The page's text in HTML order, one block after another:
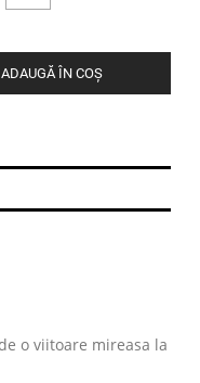
ADAUGĂ ÎN COȘ
o viitoare mireasa la